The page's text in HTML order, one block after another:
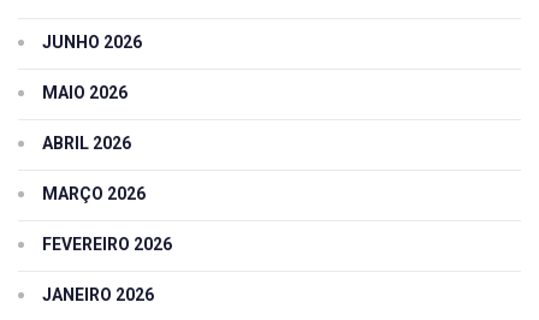
JUNHO 2026
MAIO 2026
ABRIL 2026
MARÇO 2026
FEVEREIRO 2026
JANEIRO 2026